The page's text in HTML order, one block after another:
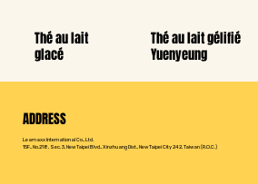
Thé au lait
glacé
Thé au lait gélifié
Yuenyeung
ADDRESS
Leamaxx International Co., Ltd.
15F., No.218, Sec. 3, New Taipei Blvd., Xinzhuang Dist., New Taipei City 242, Taiwan (R.O.C.)